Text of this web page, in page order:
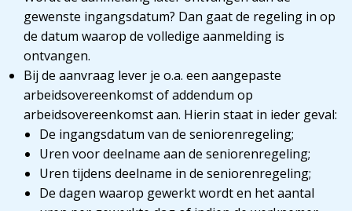
gewenste ingangsdatum? Dan gaat de regeling in op
de datum waarop de volledige aanmelding is
ontvangen.
Bij de aanvraag lever je o.a. een aangepaste
arbeidsovereenkomst of addendum op
arbeidsovereenkomst aan. Hierin staat in ieder geval:
De ingangsdatum van de seniorenregeling;
Uren voor deelname aan de seniorenregeling;
Uren tijdens deelname in de seniorenregeling;
De dagen waarop gewerkt wordt en het aantal